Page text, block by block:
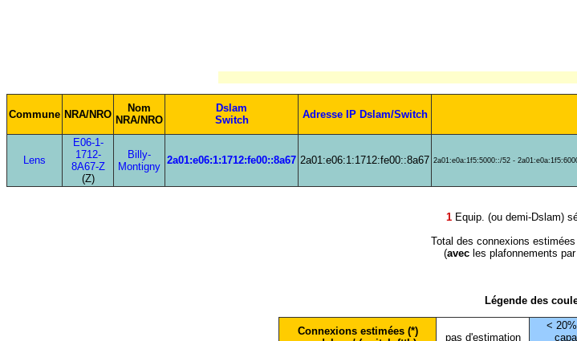
Commune NRA/NRO
Nom
NRA/NRO
Dslam
Switch
Adresse IP Dslam/Switch
Lens
E06-1-
1712-
8A67-Z
(Z)
Billy-
Montigny
2a01:e06:1:1712:fe00::8a67 2a01:e06:1:1712:fe00::8a67 2a01:e0a:1f5:5000::/52 -
1 Equip. (ou demi-Dslam)
Total des connexions
(avecles plafonnements par
Légende des
Connexions estimées (*)
pas d'estimation
<